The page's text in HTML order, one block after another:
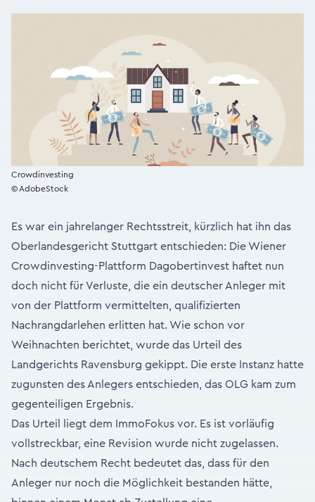
Crowdinvesting
© AdobeStock
Es war ein jahrelanger Rechtsstreit, kürzlich hat ihn das
Oberlandesgericht Stuttgart entschieden: Die Wiener
Crowdinvesting-Plattform Dagobertinvest haftet nun
doch nicht für Verluste, die ein deutscher Anleger mit
von der Plattform vermittelten, qualifizierten
Nachrangdarlehen erlitten hat. Wie schon vor
Weihnachten berichtet, wurde das Urteil des
Landgerichts Ravensburg gekippt. Die erste Instanz hatte
zugunsten des Anlegers entschieden, das OLG kam zum
gegenteiligen Ergebnis.
Das Urteil liegt dem ImmoFokus vor. Es ist vorläufig
vollstreckbar, eine Revision wurde nicht zugelassen.
Nach deutschem Recht bedeutet das, dass für den
Anleger nur noch die Möglichkeit bestanden hätte,